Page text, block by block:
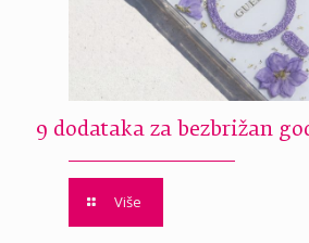
9 dodataka za bezbrižan
Više